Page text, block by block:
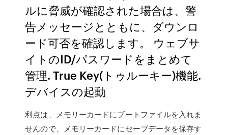
ルに脅威が確認された場合は、警
告メッセージとともに、ダウンロ
ード可否を確認します。 ウェブサ
イトのID/パスワードをまとめて
管理. True Key(トゥルーキー)機能.
デバイスの起動
利点は、メモリーカードにブートファイルを入れま
せんので、メモリーカードにセーブデータを保存す